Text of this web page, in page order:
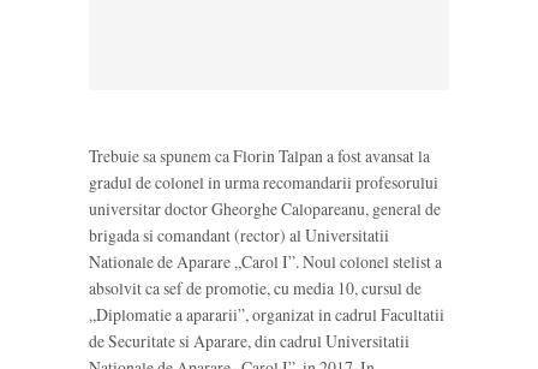
Trebuie sa spunem ca Florin Talpan a fost avansat la
gradul de colonel in urma recomandarii profesorului
universitar doctor Gheorghe Calopareanu, general de
brigada si comandant (rector) al Universitatii
Nationale de Aparare „Carol I”. Noul colonel stelist a
absolvit ca sef de promotie, cu media 10, cursul de
„Diplomatie a apararii”, organizat in cadrul Facultatii
de Securitate si Aparare, din cadrul Universitatii